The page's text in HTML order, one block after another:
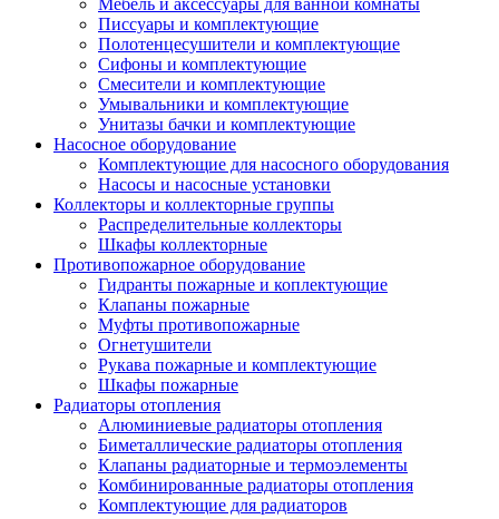
Мебель и аксессуары для ванной комнаты
Писсуары и комплектующие
Полотенцесушители и комплектующие
Сифоны и комплектующие
Смесители и комплектующие
Умывальники и комплектующие
Унитазы бачки и комплектующие
Насосное оборудование
Комплектующие для насосного оборудования
Насосы и насосные установки
Коллекторы и коллекторные группы
Распределительные коллекторы
Шкафы коллекторные
Противопожарное оборудование
Гидранты пожарные и коплектующие
Клапаны пожарные
Муфты противопожарные
Огнетушители
Рукава пожарные и комплектующие
Шкафы пожарные
Радиаторы отопления
Алюминиевые радиаторы отопления
Биметаллические радиаторы отопления
Клапаны радиаторные и термоэлементы
Комбинированные радиаторы отопления
Комплектующие для радиаторов